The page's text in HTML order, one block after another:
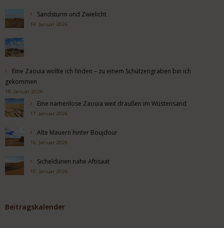
Sandsturm und Zwielicht
19. Januar 2026
Eine Zaouia wollte ich finden – zu einem Schützengraben bin ich
gekommen
18. Januar 2026
Eine namenlose Zaouia weit draußen im Wüstensand
17. Januar 2026
Alte Mauern hinter Boujdour
16. Januar 2026
Sicheldünen nahe Aftisaat
15. Januar 2026
Beitragskalender